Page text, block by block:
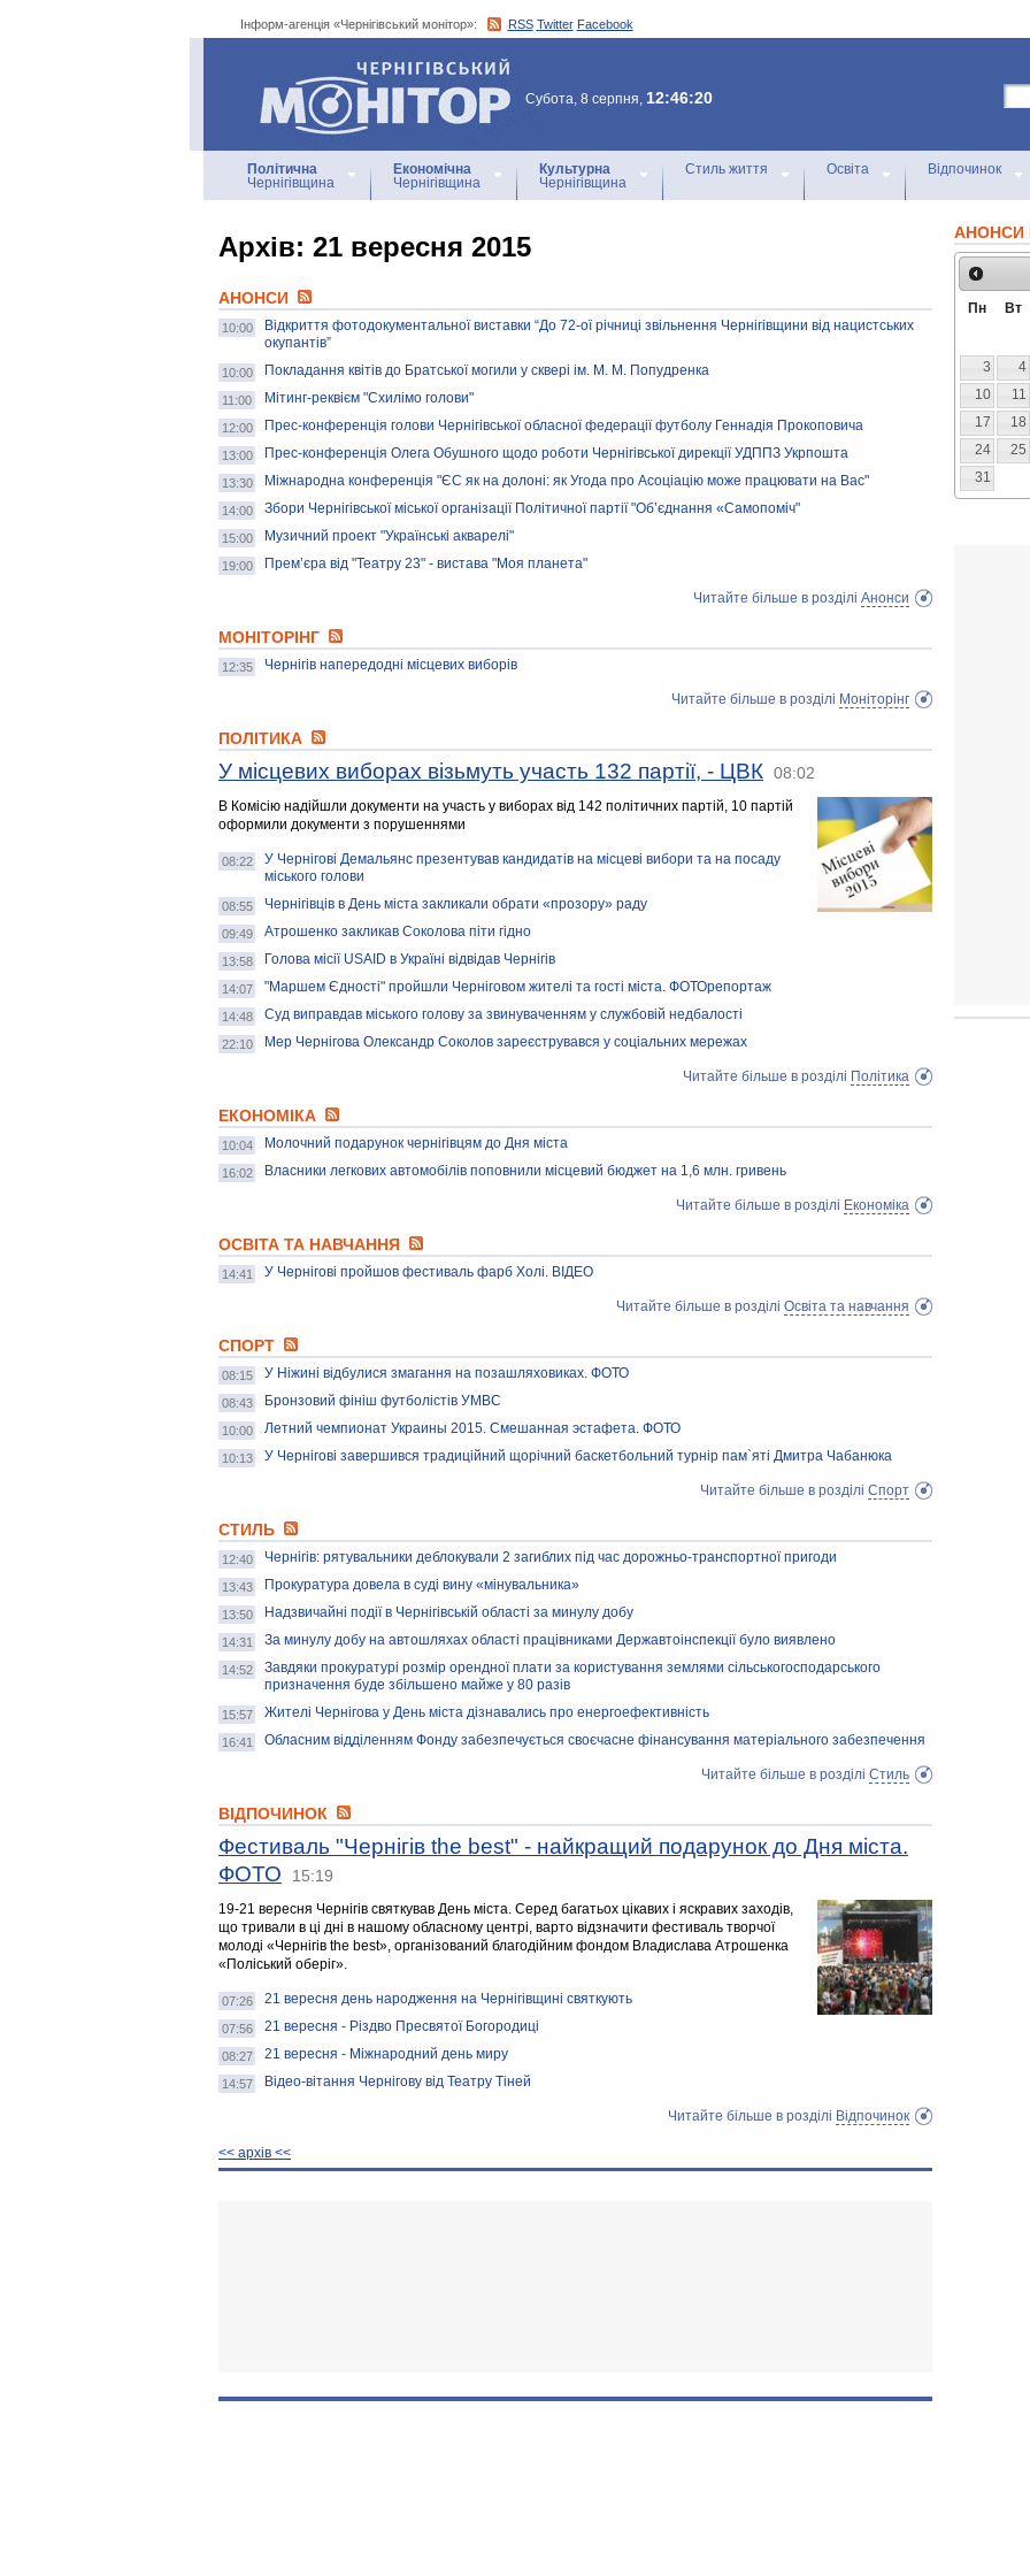
Інформ-агенція «Чернігівський монітор»: RSS Twitter Facebook
Інформ-агенція
«Чернігівський монітор»
Субота, 8 серпня, 12:46:20
Політична
Чернігівщина
Економічна
Чернігівщина
Культурна
Чернігівщина
Стиль життя Освіта Відпочинок
Архiв: 21 вересня 2015
АНОНСИ
10:00
Відкриття фотодокументальної виставки “До 72-ої річниці звільнення Чернігівщини від нацистських
окупантів”
10:00 Покладання квітів до Братської могили у сквері ім. М. М. Попудренка
11:00 Мітинг-реквієм "Схилімо голови"
12:00 Прес-конференція голови Чернігівської обласної федерації футболу Геннадія Прокоповича
13:00 Прес-конференція Олега Обушного щодо роботи Чернігівської дирекції УДППЗ Укрпошта
13:30 Міжнародна конференція "ЄС як на долоні: як Угода про Асоціацію може працювати на Вас"
14:00 Збори Чернігівської міської організації Політичної партії "Об’єднання «Самопоміч"
15:00 Музичний проект "Українські акварелі"
19:00 Прем’єра від "Театру 23" - вистава "Моя планета"
Читайте більше в розділі Анонси
МОНІТОРІНГ
12:35 Чернігів напередодні місцевих виборів
Читайте більше в розділі Моніторінг
ПОЛІТИКА
У місцевих виборах візьмуть участь 132 партії, - ЦВК 08:02
В Комісію надійшли документи на участь у виборах від 142 політичних партій, 10 партій
оформили документи з порушеннями
08:22
У Чернігові Демальянс презентував кандидатів на місцеві вибори та на посаду
міського голови
08:55 Чернігівців в День міста закликали обрати «прозору» раду
09:49 Атрошенко закликав Соколoва піти гідно
13:58 Голова місії USAID в Україні відвідав Чернігів
14:07 "Маршем Єдності" пройшли Черніговом жителі та гості міста. ФОТОрепортаж
14:48 Суд виправдав міського голову за звинуваченням у службовій недбалості
22:10 Мер Чернігова Олександр Соколов зареєструвався у соціальних мережах
Читайте більше в розділі Політика
ЕКОНОМІКА
10:04 Молочний подарунок чернігівцям до Дня міста
16:02 Власники легкових автомобілів поповнили місцевий бюджет на 1,6 млн. гривень
Читайте більше в розділі Економіка
ОСВІТА ТА НАВЧАННЯ
14:41 У Чернігові пройшов фестиваль фарб Холі. ВІДЕО
Читайте більше в розділі Освіта та навчання
СПОРТ
08:15 У Ніжині відбулися змагання на позашляховиках. ФОТО
08:43 Бронзовий фініш футболістів УМВС
10:00 Летний чемпионат Украины 2015. Смешанная эстафета. ФОТО
10:13 У Чернігові завершився традиційний щорічний баскетбольний турнір пам`яті Дмитра Чабанюка
Читайте більше в розділі Спорт
СТИЛЬ
12:40 Чернігів: рятувальники деблокували 2 загиблих під час дорожньо-транспортної пригоди
13:43 Прокуратура довела в суді вину «мінувальника»
13:50 Надзвичайні події в Чернігівській області за минулу добу
14:31 За минулу добу на автошляхах області працівниками Державтоінспекції було виявлено
14:52
Завдяки прокуратурі розмір орендної плати за користування землями сільськогосподарського
призначення буде збільшено майже у 80 разів
15:57 Жителі Чернігова у День міста дізнавались про енергоефективність
16:41 Обласним відділенням Фонду забезпечується своєчасне фінансування матеріального забезпечення
Читайте більше в розділі Стиль
ВІДПОЧИНОК
Фестиваль "Чернігів the best" - найкращий подарунок до Дня міста.
ФОТО
15:19
19-21 вересня Чернігів святкував День міста. Серед багатьох цікавих і яскравих заходів,
що тривали в ці дні в нашому обласному центрі, варто відзначити фестиваль творчої
молоді «Чернігів the best», організований благодійним фондом Владислава Атрошенка
«Поліський оберіг».
07:26 21 вересня день народження на Чернігівщині святкують
07:56 21 вересня - Різдво Пресвятої Богородиці
08:27 21 вересня - Міжнародний день миру
14:57 Відео-вітання Чернігову від Театру Тіней
Читайте більше в розділі Відпочинок
<< архiв <<
АНОНСИ
Пн Вт
3
4
10
11
17
18
24
25
31